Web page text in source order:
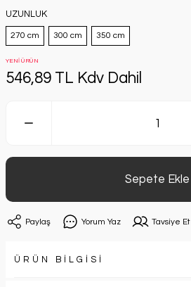
UZUNLUK
270 cm 300 cm 350 cm
YENİ ÜRÜN
546,89 TL Kdv Dahil
Sepete Ekle
Paylaş Yorum Yaz Tavsiye Et
ÜRÜN BİLGİSİ